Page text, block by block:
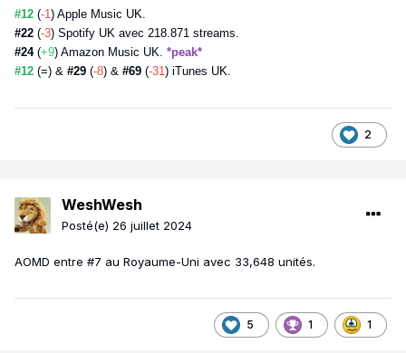
#12 (-1) Apple Music UK.
#22 (-3) Spotify UK avec 218.871 streams.
#24(+9) Amazon Music UK. *peak*
#12 (=) & #29 (-8) & #69 (-31) iTunes UK.
2
WeshWesh
Posté(e) 26 juillet 2024
AOMD entre #7 au Royaume-Uni avec 33,648 unités.
5 1 1